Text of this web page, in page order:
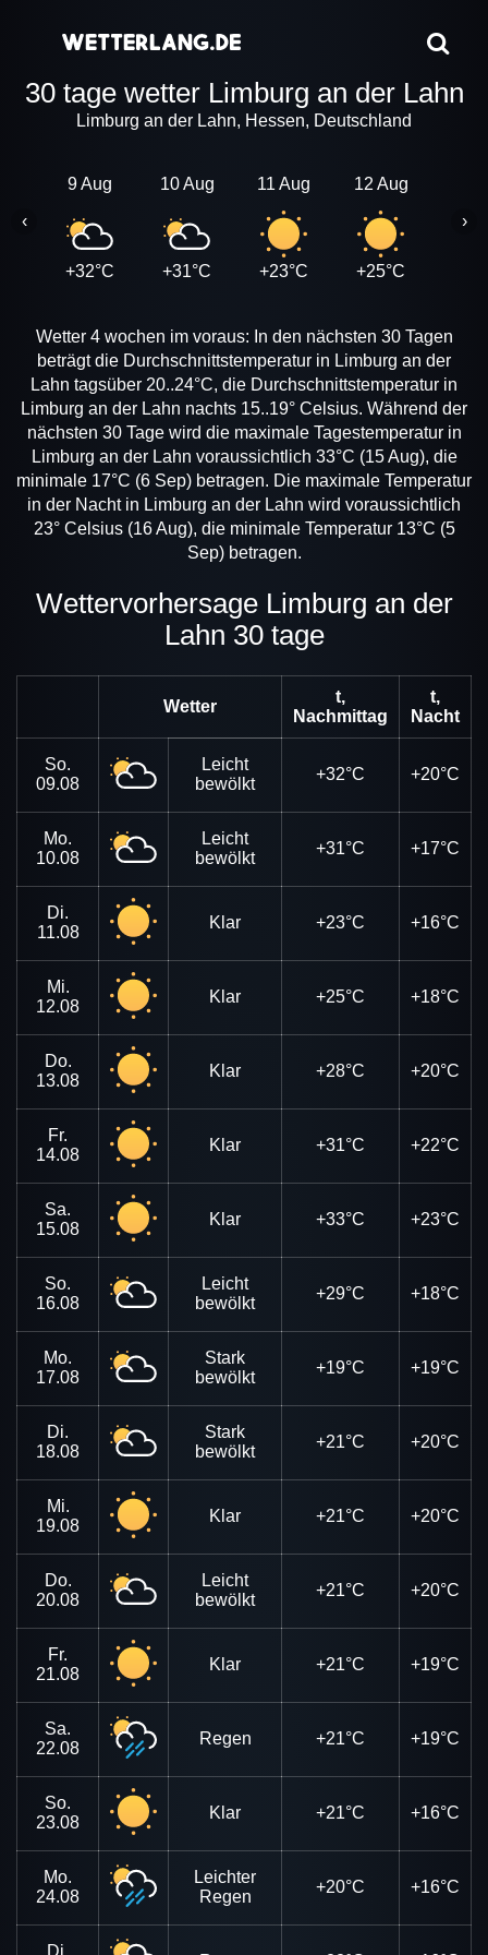
30 tage wetter Limburg an der Lahn
Limburg an der Lahn, Hessen, Deutschland
9 Aug
+32°C
10 Aug
+31°C
11 Aug
+23°C
12 Aug
+25°C
‹ ›
Wetter 4 wochen im voraus: In den nächsten 30 Tagen
beträgt die Durchschnittstemperatur in Limburg an der
Lahn tagsüber 20..24°C, die Durchschnittstemperatur in
Limburg an der Lahn nachts 15..19° Celsius. Während der
nächsten 30 Tage wird die maximale Tagestemperatur in
Limburg an der Lahn voraussichtlich 33°C (15 Aug), die
minimale 17°C (6 Sep) betragen. Die maximale Temperatur
in der Nacht in Limburg an der Lahn wird voraussichtlich
23° Celsius (16 Aug), die minimale Temperatur 13°C (5
Sep) betragen.
Wettervorhersage Limburg an der
Lahn 30 tage
Wetter
t,
Nachmittag
t,
Nacht
So.
09.08
Leicht
bewölkt
+32°C +20°C
Mo.
10.08
Leicht
bewölkt
+31°C +17°C
Di.
11.08
Klar +23°C +16°C
Mi.
12.08
Klar +25°C +18°C
Do.
13.08
Klar +28°C +20°C
Fr.
14.08
Klar +31°C +22°C
Sa.
15.08
Klar +33°C +23°C
So.
16.08
Leicht
bewölkt
+29°C +18°C
Mo.
17.08
Stark
bewölkt
+19°C +19°C
Di.
18.08
Stark
bewölkt
+21°C +20°C
Mi.
19.08
Klar +21°C +20°C
Do.
20.08
Leicht
bewölkt
+21°C +20°C
Fr.
21.08
Klar +21°C +19°C
Sa.
22.08
Regen +21°C +19°C
So.
23.08
Klar +21°C +16°C
Mo.
24.08
Leichter
Regen
+20°C +16°C
Di.